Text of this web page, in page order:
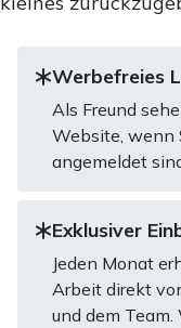
Werbefreies
Als Freund
Website, wenn
angemeldet
Exklusiver
Jeden Monat
Arbeit direkt
und dem